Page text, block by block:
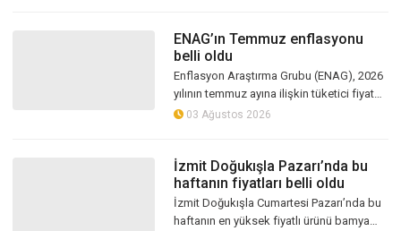
ENAG’ın Temmuz enflasyonu
belli oldu
Enflasyon Araştırma Grubu (ENAG), 2026
yılının temmuz ayına ilişkin tüketici fiyat
endeksi sonuçlarını kamuoyuyla paylaştı.
03 Ağustos 2026
İzmit Doğukışla Pazarı’nda bu
haftanın fiyatları belli oldu
İzmit Doğukışla Cumartesi Pazarı’nda bu
haftanın en yüksek fiyatlı ürünü bamya